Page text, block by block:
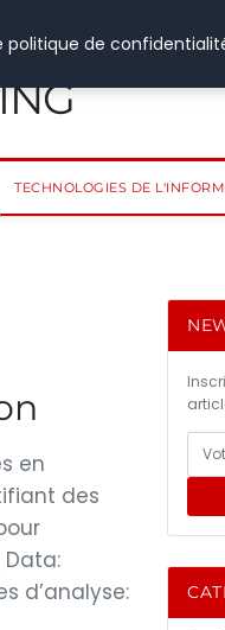
TECHNOLOGIES DE
en
des
d’analyse:
politique de